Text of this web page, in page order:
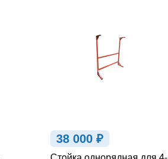
38 000 ₽